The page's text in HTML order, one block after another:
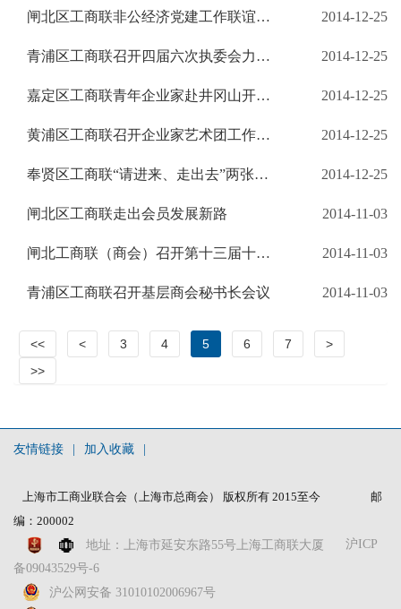
闸北区工商联非公经济党建工作联谊会举行拓展活动 2014-12-25
青浦区工商联召开四届六次执委会力争在转型升级上实现新突破 2014-12-25
嘉定区工商联青年企业家赴井冈山开展学习参观活动 2014-12-25
黄浦区工商联召开企业家艺术团工作座谈会 2014-12-25
奉贤区工商联“请进来、走出去”两张牌服务区域经济稳步健康发展 2014-12-25
闸北区工商联走出会员发展新路 2014-11-03
闸北工商联（商会）召开第十三届十三次主席（会长）扩大会议 2014-11-03
青浦区工商联召开基层商会秘书长会议 2014-11-03
<< < 3 4 5 6 7
>
>>
友情链接 加入收藏
上海市工商业联合会（上海市总商会） 版权所有 2015至今
邮
编：200002
地址：上海市延安东路55号上海工商联大厦
沪ICP
备09043529号-6
沪公网安备 31010102006967号